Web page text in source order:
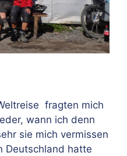
fragten mich
wann ich denn
sie mich vermissen
Deutschland hatte